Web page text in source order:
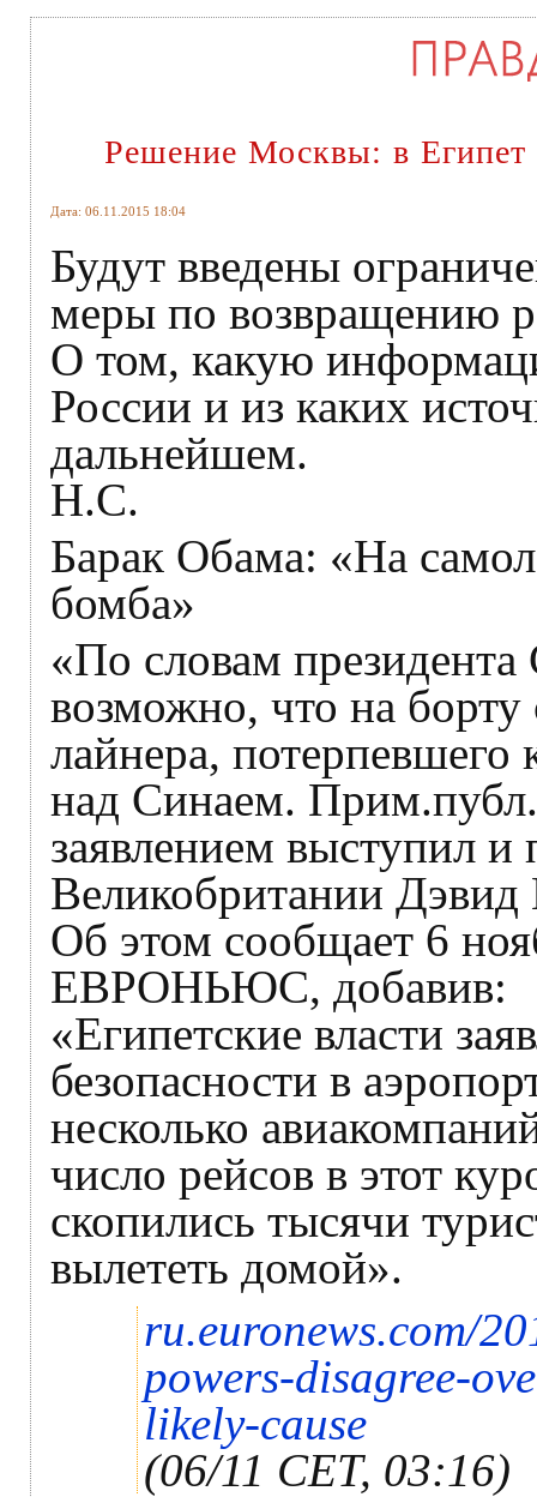
Решение Москвы: в Египет
Дата: 06.11.2015 18:04
Будут введены
меры по возвращению
О том, какую
России и из каких
дальнейшем.
Н.С.
Барак Обама: «На
бомба»
«По словам
возможно, что на борту
лайнера, потерпевшего
над Синаем.
заявлением выступил
Великобритании
Об этом сообщает 6
ЕВРОНЬЮС, добавив:
«Египетские власти
безопасности в
несколько
число рейсов в этот
скопились тысячи
вылететь домой».
ru.euronews.com/
powers-disagree-
likely-cause
(06/11 CET, 03:16)